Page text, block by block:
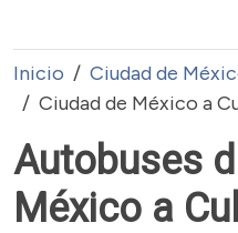
Inicio
Ciudad de
Ciudad de México a
Autobuses
México a